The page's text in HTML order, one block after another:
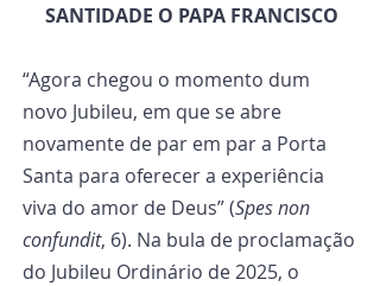
SANTIDADE O PAPA FRANCISCO
“Agora chegou o momento dum
novo Jubileu, em que se abre
novamente de par em par a Porta
Santa para oferecer a experiência
viva do amor de Deus” (Spes non
confundit, 6). Na bula de proclamação
do Jubileu Ordinário de 2025, o